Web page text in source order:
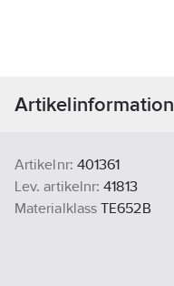
Artikelinformation
Artikelnr: 401361
Lev. artikelnr: 41813
Materialklass TE652B